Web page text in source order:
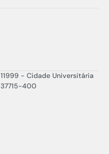
- Cidade Universitária
37715-400